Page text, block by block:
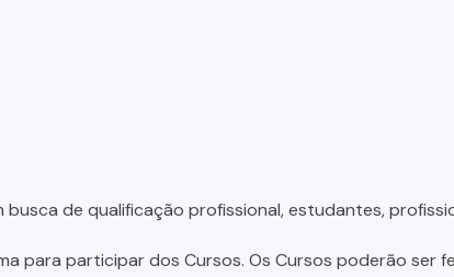
de qualificação profissional, estudantes,
para participar dos Cursos. Os Cursos poderão ser